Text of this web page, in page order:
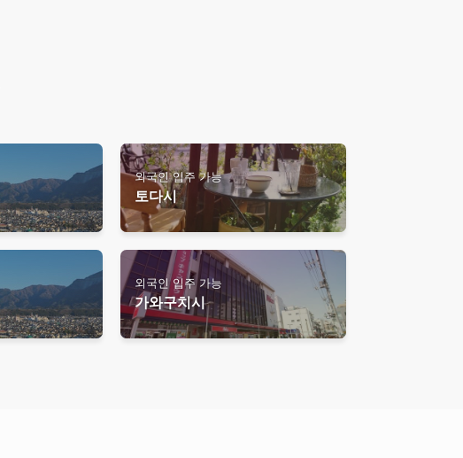
외국인 입주 가능
토다시
외국인 입주 가능
가와구치시